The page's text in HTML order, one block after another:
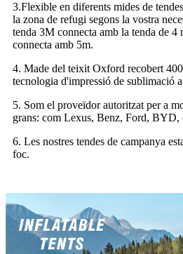
3.Flexible en diferents mides de
la zona de refugi segons la vostra
tenda 3M connecta amb la tenda de 4
connecta amb 5m.
4. Made del teixit Oxford recobert
tecnologia d'impressió de sublimació
5. Som el proveïdor autoritzat per a
grans: com Lexus, Benz, Ford, BYD,
6. Les nostres tendes de campanya
foc.